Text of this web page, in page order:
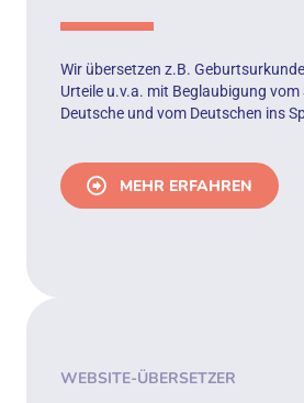
Wir übersetzen z.B.
Urteile u.v.a. mit Beglaubigung vom
Deutsche und vom Deutschen ins
MEHR ERFAHREN
WEBSITE-ÜBERSETZER